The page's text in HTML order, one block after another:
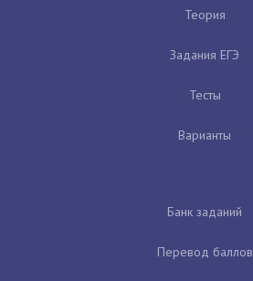
Теория
Задания ЕГЭ
Тесты
Варианты
Банк заданий
Перевод баллов